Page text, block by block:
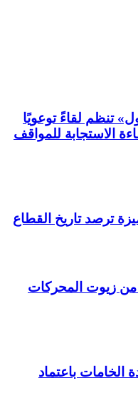
تنظم لقاءً توعويًا
الاستجابة للمواقف
ترصد تاريخ القطاع
60 ألف طن من زيوت المحركات
الخامات باعتماد